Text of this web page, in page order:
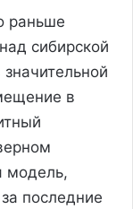
раньше
сибирской
в
модель,
последние